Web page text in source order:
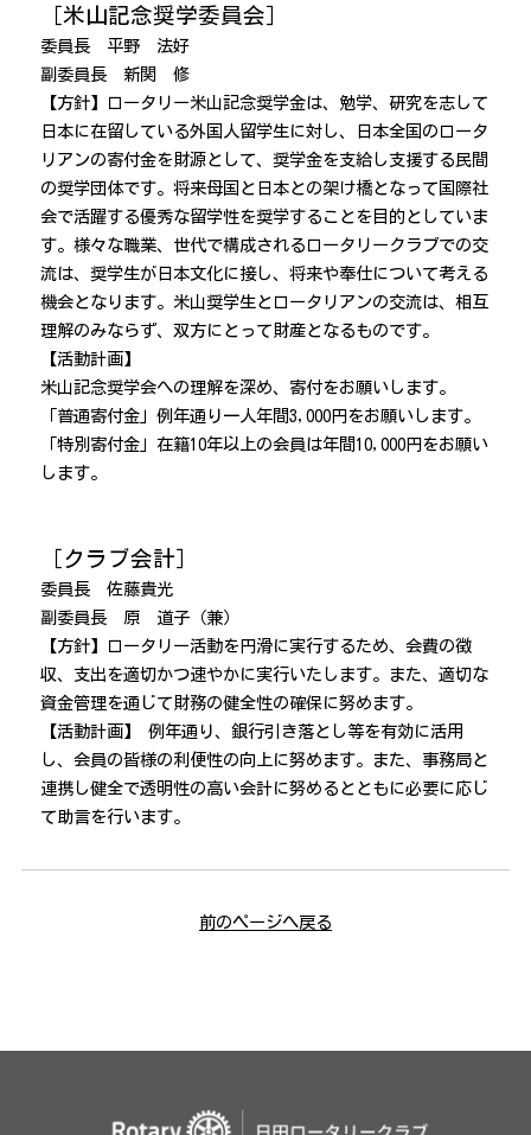
［米山記念奨学委員会］
委員長 平野 法好
副委員長 新関 修
【方針】ロータリー米山記念奨学金は、勉学、研究を志して
日本に在留している外国人留学生に対し、日本全国のロータ
リアンの寄付金を財源として、奨学金を支給し支援する民間
の奨学団体です。将来母国と日本との架け橋となって国際社
会で活躍する優秀な留学性を奨学することを目的としていま
す。様々な職業、世代で構成されるロータリークラブでの交
流は、奨学生が日本文化に接し、将来や奉仕について考える
機会となります。米山奨学生とロータリアンの交流は、相互
理解のみならず、双方にとって財産となるものです。
【活動計画】
米山記念奨学会への理解を深め、寄付をお願いします。
「普通寄付金」例年通り一人年間3,000円をお願いします。
「特別寄付金」在籍10年以上の会員は年間10,000円をお願い
します。
［クラブ会計］
委員長 佐藤貴光
副委員長 原 道子（兼）
【方針】ロータリー活動を円滑に実行するため、会費の徴
収、支出を適切かつ速やかに実行いたします。また、適切な
資金管理を通じて財務の健全性の確保に努めます。
【活動計画】 例年通り、銀行引き落とし等を有効に活用
し、会員の皆様の利便性の向上に努めます。また、事務局と
連携し健全で透明性の高い会計に努めるとともに必要に応じ
て助言を行います。
前のページへ戻る